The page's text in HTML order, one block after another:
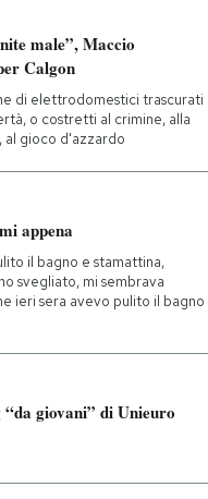
male”, Maccio
Calgon
di elettrodomestici trascurati
o costretti al crimine, alla
al gioco d'azzardo
appena
il bagno e stamattina,
svegliato, mi sembrava
ieri sera avevo pulito il bagno
giovani” di Unieuro